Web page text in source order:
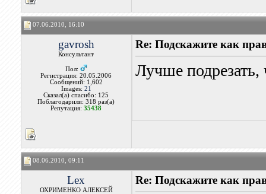
07.06.2010, 16:10
gavrosh
Консультант
Пол:
Регистрация: 20.05.2006
Сообщений: 1,602
Images: 21
Сказал(а) спасибо: 125
Поблагодарили: 318 раз(а)
Репутация:35438
Re: Подскажите как
Лучше подрезать,
08.06.2010, 09:11
Lex
ОХРИМЕНКО АЛЕКСЕЙ
Re: Подскажите как